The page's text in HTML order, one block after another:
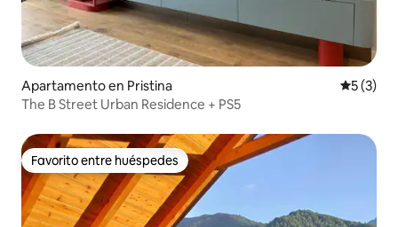
Apartamento en Pristina
5 (3)
The B Street Urban Residence + PS5
Favorito entre huéspedes
Favorito entre huéspedes